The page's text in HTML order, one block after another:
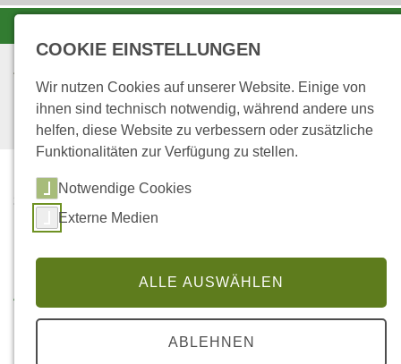
STARTSEITE
...
FORSTREVIER GLAN
Ausbildungsreviere im
Forstamt Kusel
COOKIE EINSTELLUNGEN
Wir nutzen Cookies auf unserer Website. Einige von
ihnen sind technisch notwendig, während andere uns
helfen, diese Website zu verbessern oder zusätzliche
Funktionalitäten zur Verfügung zu stellen.
Notwendige Cookies
Externe Medien
ALLE AUSWÄHLEN
ABLEHNEN